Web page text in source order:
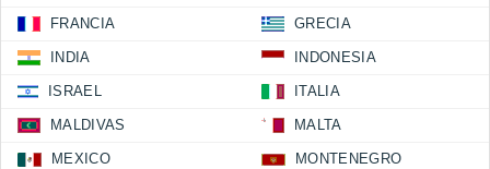
FRANCIA GRECIA
INDIA INDONESIA
ISRAEL ITALIA
MALDIVAS MALTA
MEXICO MONTENEGRO